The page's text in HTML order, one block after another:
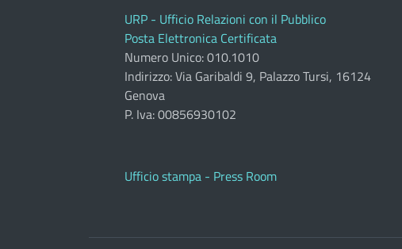
URP - Ufficio Relazioni con il Pubblico
Posta Elettronica Certificata
Numero Unico: 010.1010
Indirizzo: Via Garibaldi 9, Palazzo Tursi, 16124
Genova
P. Iva: 00856930102
Ufficio stampa - Press Room